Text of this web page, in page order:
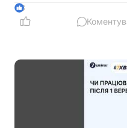
інформацію про
створення нових у
3